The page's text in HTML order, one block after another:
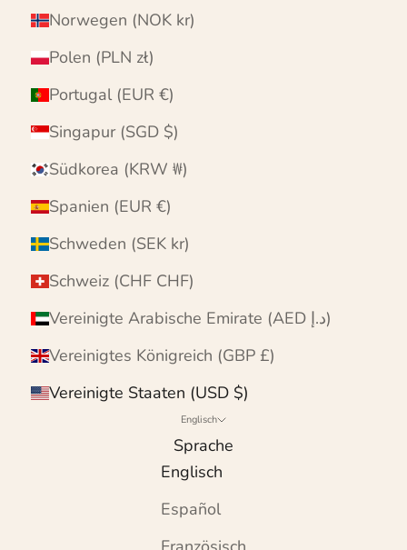
Norwegen (NOK kr)
Polen (PLN zł)
Portugal (EUR €)
Singapur (SGD $)
Südkorea (KRW ₩)
Spanien (EUR €)
Schweden (SEK kr)
Schweiz (CHF CHF)
Vereinigte Arabische Emirate (AED د.إ)
Vereinigtes Königreich (GBP £)
Vereinigte Staaten (USD $)
Englisch
Sprache
Englisch
Español